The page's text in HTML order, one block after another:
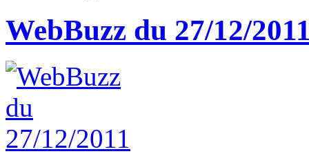
WebBuzz du 27/12/